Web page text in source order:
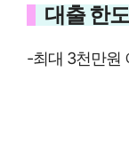
대출 한
-최대 3천만원